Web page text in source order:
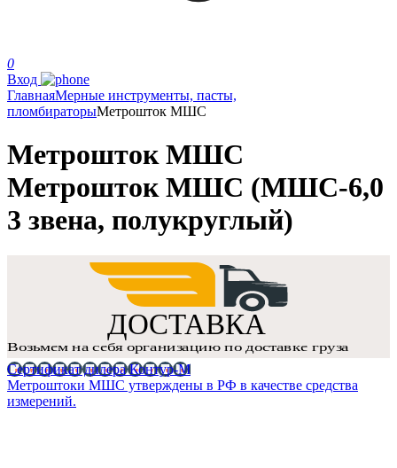
0
Вход
ГлавнаяМерные инструменты, пасты,
пломбираторыМетрошток МШС
Метрошток МШС
Метрошток МШС (МШС-6,0
3 звена, полукруглый)
Сертификат дилера Контур-М
Метроштоки МШС утверждены в РФ в качестве средства
измерений.